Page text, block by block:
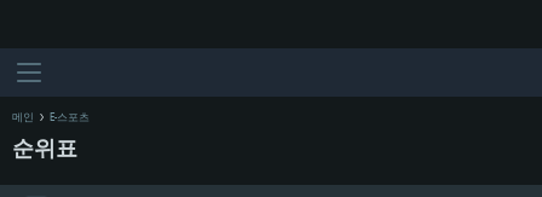
메인 E-스포츠
순위표